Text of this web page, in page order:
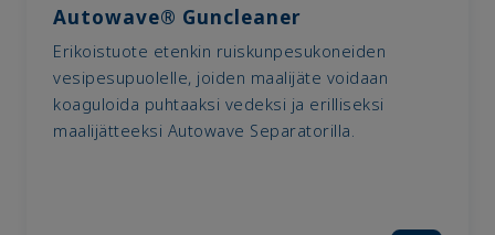
Autowave® Guncleaner
Erikoistuote etenkin ruiskunpesukoneiden
vesipesupuolelle, joiden maalijäte voidaan
koaguloida puhtaaksi vedeksi ja erilliseksi
maalijätteeksi Autowave Separatorilla.